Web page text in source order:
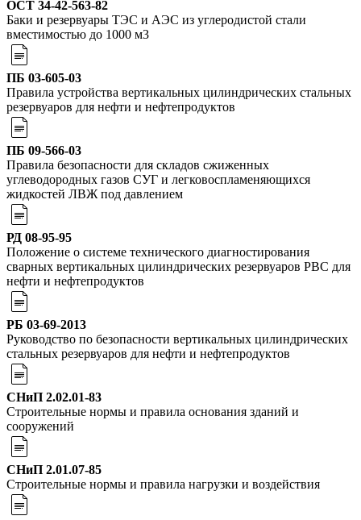
OCT 34-42-563-82
Баки и резервуары ТЭС и АЭС из углеродистой стали
вместимостью до 1000 м3
ПБ 03-605-03
Правила устройства вертикальных цилиндрических стальных
резервуаров для нефти и нефтепродуктов
ПБ 09-566-03
Правила безопасности для складов сжиженных
углеводородных газов СУГ и легковоспламеняющихся
жидкостей ЛВЖ под давлением
РД 08-95-95
Положение о системе технического диагностирования
сварных вертикальных цилиндрических резервуаров РВС для
нефти и нефтепродуктов
РБ 03-69-2013
Руководство по безопасности вертикальных цилиндрических
стальных резервуаров для нефти и нефтепродуктов
СНиП 2.02.01-83
Строительные нормы и правила основания зданий и
сооружений
СНиП 2.01.07-85
Строительные нормы и правила нагрузки и воздействия